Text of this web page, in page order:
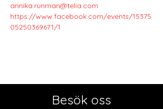
annika.runman@telia.com
https://www.facebook.com/events/15375
05250369671/1
Besök oss